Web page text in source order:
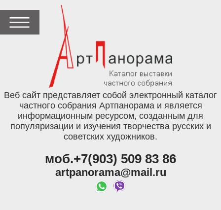
Веб сайт представляет собой электронный каталог
частного собрания Артпанорама и является
информационным ресурсом, созданным для
популяризации и изучения творчества русских и
советских художников.
моб.+7(903) 509 83 86
artpanorama@mail.ru